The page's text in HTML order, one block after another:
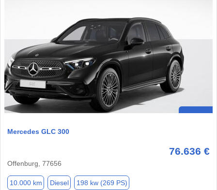
Mercedes GLC 300
76.636 €
Offenburg, 77656
10.000 km Diesel 198 kw (269 PS)